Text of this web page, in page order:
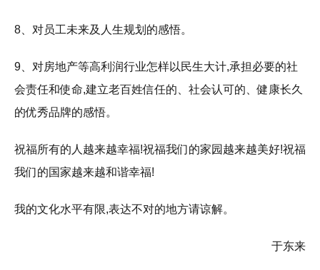
8、对员工未来及人生规划的感悟。
9、对房地产等高利润行业怎样以民生大计,承担必要的社
会责任和使命,建立老百姓信任的、社会认可的、健康长久
的优秀品牌的感悟。
祝福所有的人越来越幸福!祝福我们的家园越来越美好!祝福
我们的国家越来越和谐幸福!
我的文化水平有限,表达不对的地方请谅解。
于东来